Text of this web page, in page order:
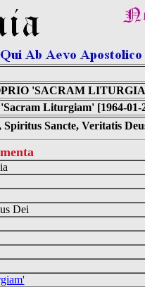
'SACRAM
Liturgiam' [1964-01-
Sancte, Veritatis
Dei